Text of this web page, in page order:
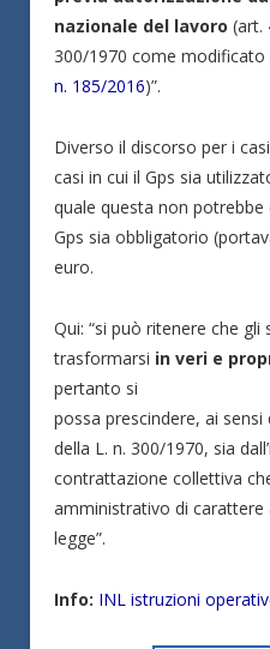
nazionale del lavoro (art.
300/1970 come modificato
n. 185/2016)”.
Diverso il discorso per i
casi in cui il Gps sia
quale questa non potrebbe
Gps sia obbligatorio
euro.
Qui: “si può ritenere che
trasformarsi in veri e
pertanto si
possa prescindere, ai sensi
della L. n. 300/1970, sia
contrattazione collettiva
amministrativo di
legge”.
Info: INL istruzioni